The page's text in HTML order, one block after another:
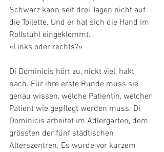
Schwarz kann seit drei Tagen nicht auf
die Toilette. Und er hat sich die Hand im
Rollstuhl eingeklemmt.
«Links oder rechts?»
Di Dominicis hört zu, nickt viel, hakt
nach. Für ihre erste Runde muss sie
genau wissen, welche Patientin, welcher
Patient wie gepflegt werden muss. Di
Dominicis arbeitet im Adlergarten, dem
grössten der fünf städtischen
Alterszentren. Es wurde vor kurzem